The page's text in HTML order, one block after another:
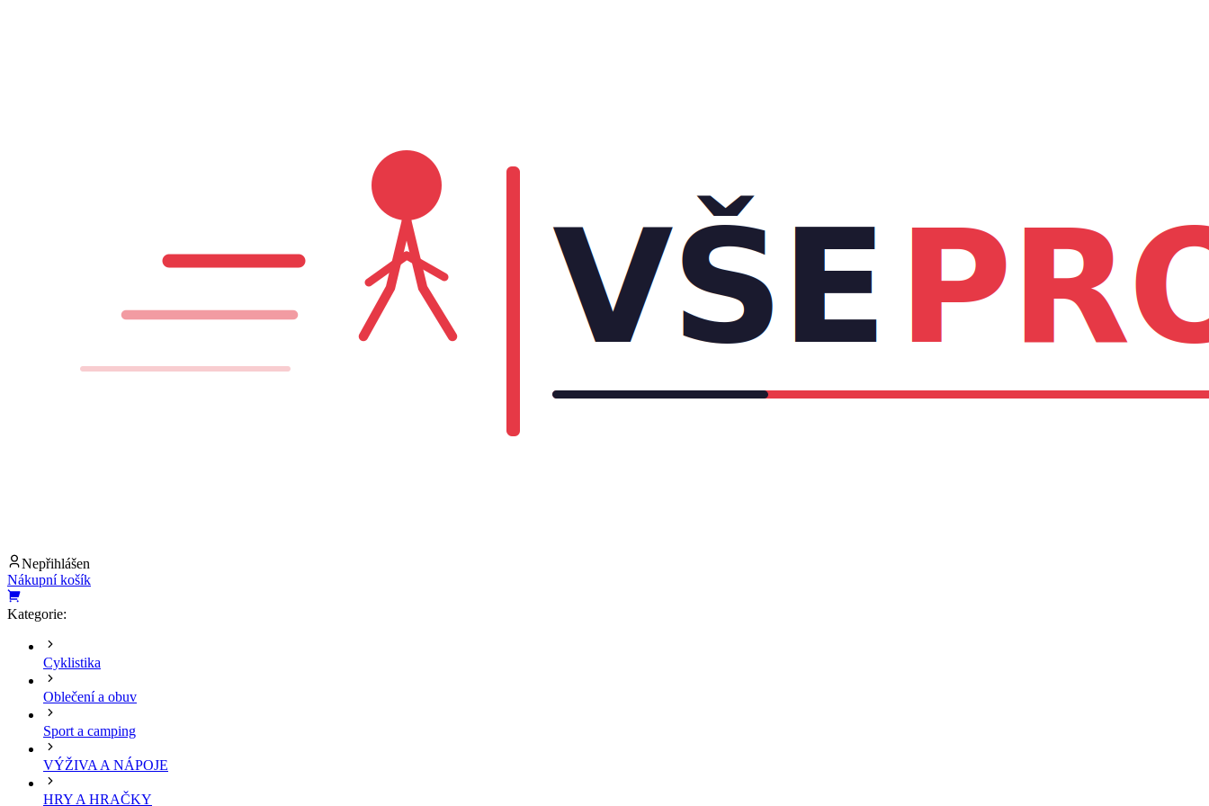
Nepřihlášen
Nákupní košík
Kategorie:
Cyklistika
Oblečení a obuv
Sport a camping
VÝŽIVA A NÁPOJE
HRY A HRAČKY